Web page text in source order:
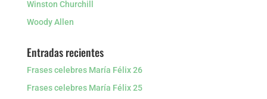
Winston Churchill
Woody Allen
Entradas recientes
Frases celebres María Félix 26
Frases celebres María Félix 25